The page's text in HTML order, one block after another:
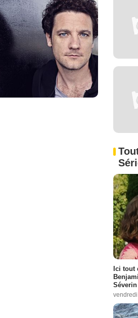
Ici tout
Séverin